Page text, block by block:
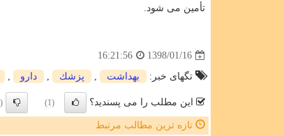
تأمین می شود.
1398/01/16
16:21:56
تگهای خبر: بهداشت , پزشك , دارو ,
این مطلب را می پسندید؟ (1)
(0)
تازه ترین مطالب مرتبط